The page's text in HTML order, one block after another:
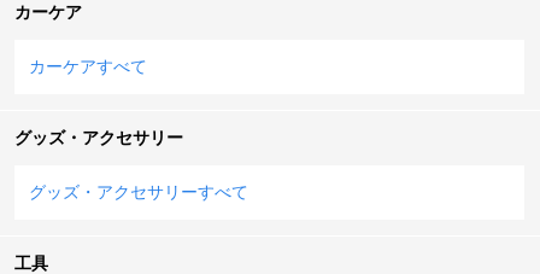
カーケア
カーケアすべて
グッズ・アクセサリー
グッズ・アクセサリーすべて
工具